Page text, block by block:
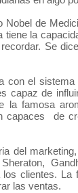
de
la
Se
con el
capaz de
famosa
capaces de
del
clientes.
las ventas.